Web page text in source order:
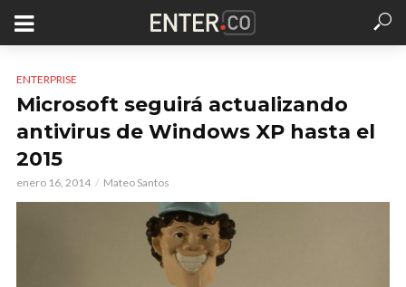
ENTERPRISE
Microsoft seguirá actualizando
antivirus de Windows XP hasta el
2015
enero 16, 2014 Mateo Santos